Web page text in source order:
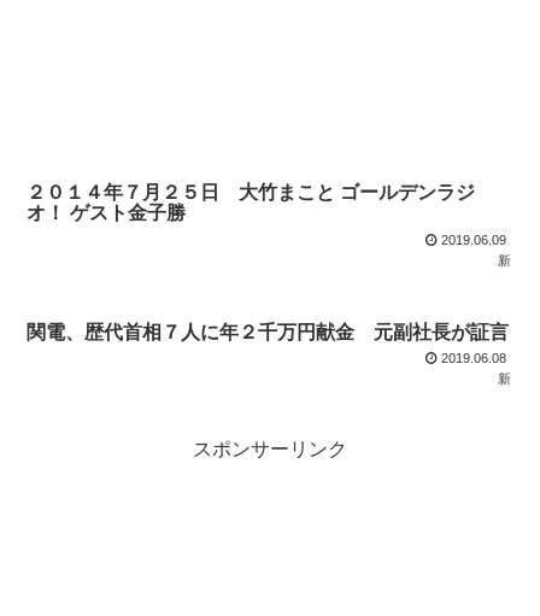
２０１４年７月２５日 大竹まこと ゴールデンラジ
オ！ ゲスト金子勝
2019.06.09
新
関電、歴代首相７人に年２千万円献金 元副社長が証言
2019.06.08
新
スポンサーリンク